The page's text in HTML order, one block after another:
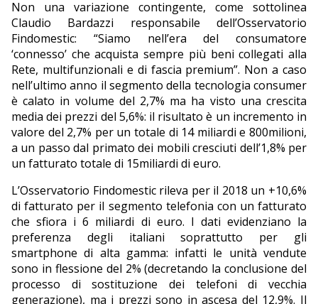
Non una variazione contingente, come sottolinea
Claudio Bardazzi responsabile dell’Osservatorio
Findomestic: “Siamo nell’era del consumatore
‘connesso’ che acquista sempre più beni collegati alla
Rete, multifunzionali e di fascia premium”. Non a caso
nell’ultimo anno il segmento della tecnologia consumer
è calato in volume del 2,7% ma ha visto una crescita
media dei prezzi del 5,6%: il risultato è un incremento in
valore del 2,7% per un totale di 14 miliardi e 800milioni,
a un passo dal primato dei mobili cresciuti dell’1,8% per
un fatturato totale di 15miliardi di euro.
L’Osservatorio Findomestic rileva per il 2018 un +10,6%
di fatturato per il segmento telefonia con un fatturato
che sfiora i 6 miliardi di euro. I dati evidenziano la
preferenza degli italiani soprattutto per gli
smartphone di alta gamma: infatti le unità vendute
sono in flessione del 2% (decretando la conclusione del
processo di sostituzione dei telefoni di vecchia
generazione), ma i prezzi sono in ascesa del 12,9%. Il